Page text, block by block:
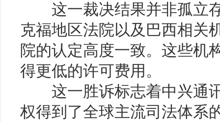
这一裁决结果并非孤立
克福地区法院以及巴西相关
院的认定高度一致。这些机
得更低的许可费用。
这一胜诉标志着中兴通
权得到了全球主流司法体系